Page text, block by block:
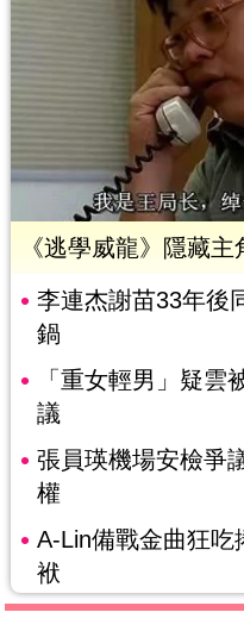
《逃學威龍》隱藏
李連杰謝苗33年
鍋
「重女輕男」疑雲
議
張員瑛機場安檢
權
A-Lin備戰金曲狂
袱